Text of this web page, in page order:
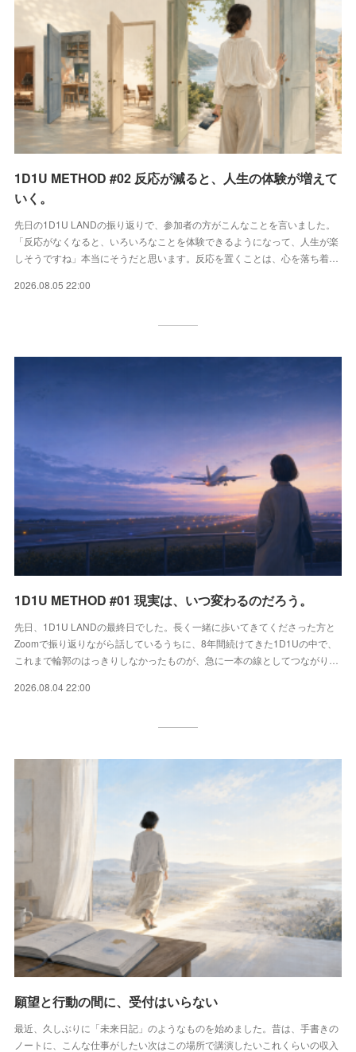
1D1U METHOD #02 反応が減ると、人生の体験が増えて
いく。
先日の1D1U LANDの振り返りで、参加者の方がこんなことを言いました。
「反応がなくなると、いろいろなことを体験できるようになって、人生が楽
しそうですね」本当にそうだと思います。反応を置くことは、心を落ち着…
2026.08.05 22:00
1D1U METHOD #01 現実は、いつ変わるのだろう。
先日、1D1U LANDの最終日でした。長く一緒に歩いてきてくださった方と
Zoomで振り返りながら話しているうちに、8年間続けてきた1D1Uの中で、
これまで輪郭のはっきりしなかったものが、急に一本の線としてつながり…
2026.08.04 22:00
願望と行動の間に、受付はいらない
最近、久しぶりに「未来日記」のようなものを始めました。昔は、手書きの
ノートに、こんな仕事がしたい次はこの場所で講演したいこれくらいの収入